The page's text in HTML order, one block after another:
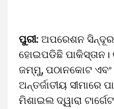
ପୁରୀ: ଅପରେଶନ
ହୋଇପଡିଛି ପାକିସ୍ତାନ।
ଜମ୍ମୁ, ପଠାନକୋଟ
ଅନ୍ତର୍ଜାତୀୟ ସୀମାରେ
ମିଶାଇଲ ଦ୍ୱାରା